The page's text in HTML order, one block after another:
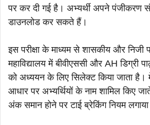
पर कर दी गई है। अभ्यर्थी अपने पंजीकरण
डाउनलोड कर सकते हैं।
इस परीक्षा के माध्यम से शासकीय और निजी
महाविद्यालय में बीवीएससी और AH डिग्री
को अध्ययन के लिए सिलेक्ट किया जाता है।
आधार पर अभ्यर्थियों के नाम शामिल किए
अंक समान होने पर टाई ब्रेकिंग नियम लगाया